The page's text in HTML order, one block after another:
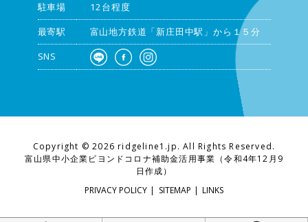
駐車場
12台程度
最寄駅
富山地方鉄道「新庄田中駅」から１５分
SNS
Copyright ©2026 ridgeline1.jp. All Rights Reserved.
富山県中小企業ビヨンドコロナ補助金活用事業（令和4年12月9
日作成）
PRIVACY POLICY| SITEMAP |LINKS